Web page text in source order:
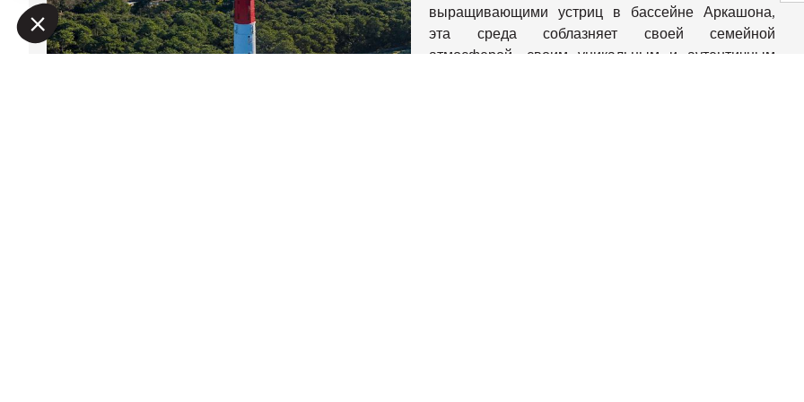
выращивающими устриц в бассейне Аркашона,
эта среда соблазняет своей семейной
атмосферой, своим уникальным и аутентичным
Наша платформа позволяет вам настраивать параметры конфиденциальности и управлять ими, обеспечивая